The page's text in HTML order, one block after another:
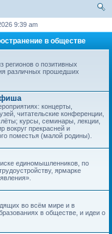
9:39 am
в обществе
регионов о позитивных
различных прошедших
концерты,
читательские конференции,
курсы, семинары, лекции,
вокруг прекрасней и
поместья (малой родины).
единомышленников, по
ярмарке
во всём мире и в
в обществе, и идеи о